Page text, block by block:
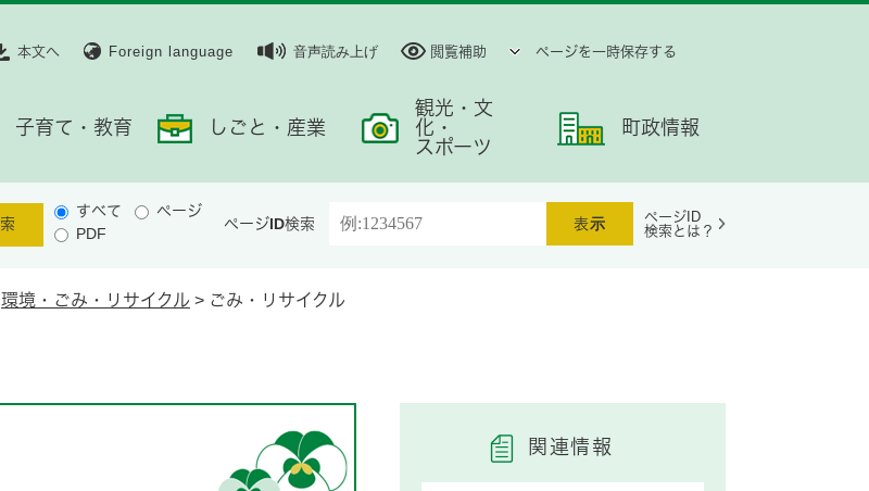
本文へ Foreign language 音声読み上げ 閲覧補助 ページを一時保存する
子育て・教育 しごと・産業
観光・文
化・
スポーツ
町政情報
すべて
ページ
PDF
ページID検索
ページID
検索とは？
環境・ごみ・リサイクル > ごみ・リサイクル
関連情報